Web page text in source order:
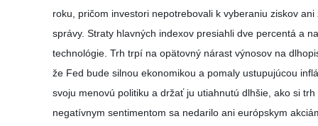
roku, pričom investori nepotrebovali k vyberaniu ziskov
správy. Straty hlavných indexov presiahli dve percentá a
technológie. Trh trpí na opätovný nárast výnosov na
že Fed bude silnou ekonomikou a pomaly ustupujúcou
svoju menovú politiku a držať ju utiahnutú dlhšie, ako si
negatívnym sentimentom sa nedarilo ani európskym